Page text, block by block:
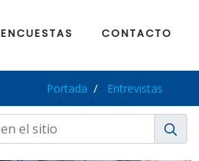
ENCUESTAS CONTACTO
Portada Entrevistas